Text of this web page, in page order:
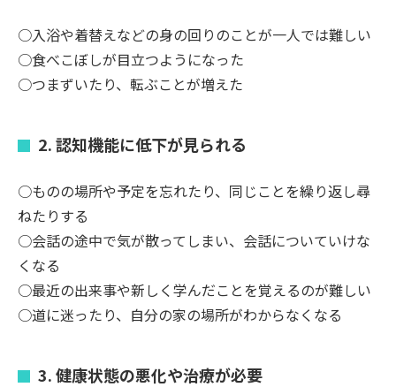
○入浴や着替えなどの身の回りのことが一人では難しい
○食べこぼしが目立つようになった
○つまずいたり、転ぶことが増えた
2. 認知機能に低下が見られる
○ものの場所や予定を忘れたり、同じことを繰り返し尋
ねたりする
○会話の途中で気が散ってしまい、会話についていけな
くなる
○最近の出来事や新しく学んだことを覚えるのが難しい
○道に迷ったり、自分の家の場所がわからなくなる
3. 健康状態の悪化や治療が必要